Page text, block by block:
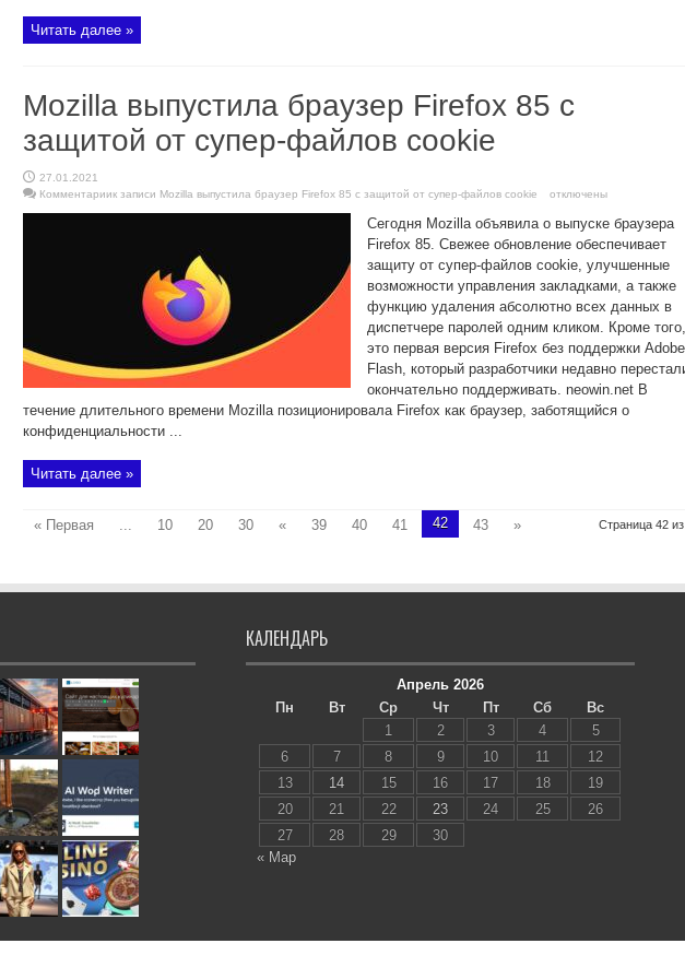
Читать далее »
Mozilla выпустила браузер Firefox 85 с
защитой от супер-файлов cookie
27.01.2021
Комментариик записи Mozilla выпустила браузер Firefox 85 с защитой от супер-файлов cookie отключены
Сегодня Mozilla объявила о выпуске браузера
Firefox 85. Свежее обновление обеспечивает
защиту от супер-файлов cookie, улучшенные
возможности управления закладками, а также
функцию удаления абсолютно всех данных в
диспетчере паролей одним кликом. Кроме того,
это первая версия Firefox без поддержки Adobe
Flash, который разработчики недавно
окончательно поддерживать. neowin.net В
течение длительного времени Mozilla позиционировала Firefox как браузер, заботящийся о
конфиденциальности ...
Читать далее »
Страница 42
« Первая ... 10 20 30 « 39 40 41 42 43 »
КАЛЕНДАРЬ
Апрель 2026
Пн
Вт Ср Чт Пт Сб
Вс
1
2 3 4
5
6
7 8 9 10 11
12
13
14 15 16 17 18
19
20
21 22 23 24 25
26
27
28 29
30
« Мар